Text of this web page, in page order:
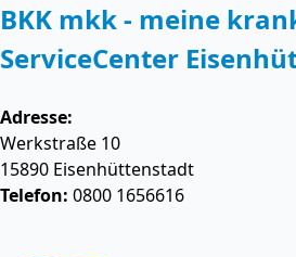
BKK mkk - meine
ServiceCenter
Adresse:
Werkstraße 10
15890 Eisenhüttenstadt
Telefon: 0800 1656616